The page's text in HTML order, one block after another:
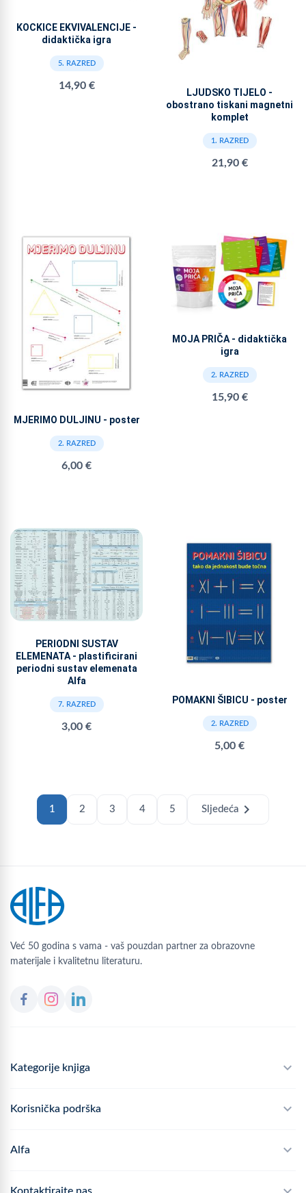
KOCKICE EKVIVALENCIJE -
didaktička igra
5. RAZRED
14,90 €
LJUDSKO TIJELO -
obostrano tiskani magnetni
komplet
1. RAZRED
21,90 €
MJERIMO DULJINU - poster
2. RAZRED
6,00 €
MOJA PRIČA - didaktička
igra
2. RAZRED
15,90 €
PERIODNI SUSTAV
ELEMENATA - plastificirani
periodni sustav elemenata
Alfa
7. RAZRED
3,00 €
POMAKNI ŠIBICU - poster
2. RAZRED
5,00 €
1 2 3 4 5 Sljedeća chevron_right
Već 50 godina s vama - vaš pouzdan partner za obrazovne
materijale i kvalitetnu literaturu.
Kategorije knjiga
Školski program
Korisnička podrška
Često postavljana pitanja
Alfa
Politika privatnosti